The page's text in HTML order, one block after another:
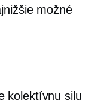
možné
kolektívnu silu